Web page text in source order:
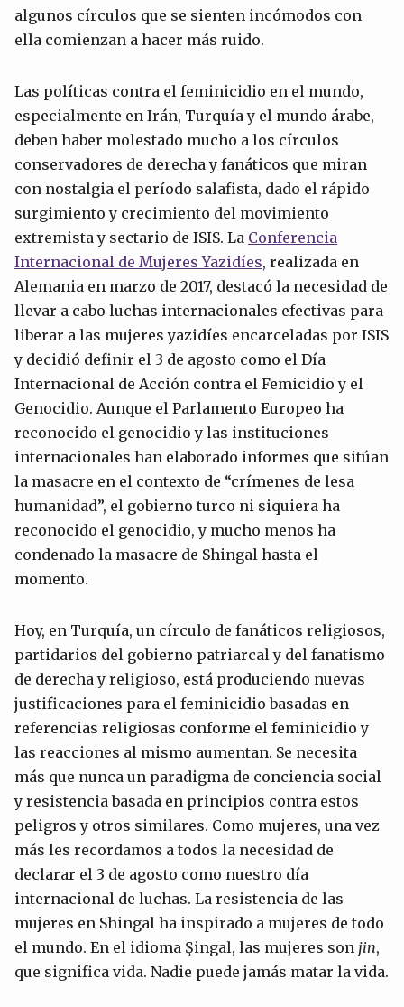
algunos círculos que se sienten incómodos con
ella comienzan a hacer más ruido.
Las políticas contra el feminicidio en el mundo,
especialmente en Irán, Turquía y el mundo árabe,
deben haber molestado mucho a los círculos
conservadores de derecha y fanáticos que miran
con nostalgia el período salafista, dado el rápido
surgimiento y crecimiento del movimiento
extremista y sectario de ISIS. La Conferencia
Internacional de Mujeres Yazidíes, realizada en
Alemania en marzo de 2017, destacó la necesidad de
llevar a cabo luchas internacionales efectivas para
liberar a las mujeres yazidíes encarceladas por ISIS
y decidió definir el 3 de agosto como el Día
Internacional de Acción contra el Femicidio y el
Genocidio. Aunque el Parlamento Europeo ha
reconocido el genocidio y las instituciones
internacionales han elaborado informes que sitúan
la masacre en el contexto de “crímenes de lesa
humanidad”, el gobierno turco ni siquiera ha
reconocido el genocidio, y mucho menos ha
condenado la masacre de Shingal hasta el
momento.
Hoy, en Turquía, un círculo de fanáticos religiosos,
partidarios del gobierno patriarcal y del fanatismo
de derecha y religioso, está produciendo nuevas
justificaciones para el feminicidio basadas en
referencias religiosas conforme el feminicidio y
las reacciones al mismo aumentan. Se necesita
más que nunca un paradigma de conciencia social
y resistencia basada en principios contra estos
peligros y otros similares. Como mujeres, una vez
más les recordamos a todos la necesidad de
declarar el 3 de agosto como nuestro día
internacional de luchas. La resistencia de las
mujeres en Shingal ha inspirado a mujeres de todo
el mundo. En el idioma Şingal, las mujeres son jin,
que significa vida. Nadie puede jamás matar la vida.